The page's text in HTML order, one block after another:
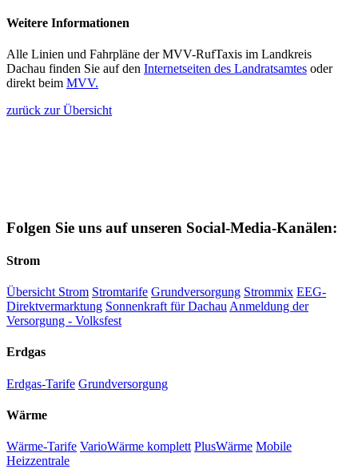
Weitere Informationen
Alle Linien und Fahrpläne der MVV-RufTaxis im Landkreis
Dachau finden Sie auf den Internetseiten des Landratsamtes oder
direkt beim MVV.
zurück zur Übersicht
Folgen Sie uns auf unseren Social-Media-Kanälen:
Strom
Übersicht Strom Stromtarife Grundversorgung Strommix EEG-
Direktvermarktung Sonnenkraft für Dachau Anmeldung der
Versorgung - Volksfest
Erdgas
Erdgas-Tarife Grundversorgung
Wärme
Wärme-Tarife VarioWärme komplett PlusWärme Mobile
Heizzentrale